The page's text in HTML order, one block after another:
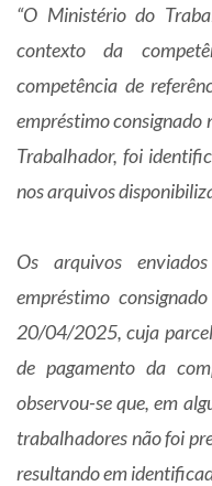
“O Ministério do
contexto da
competência de
empréstimo consignado
Trabalhador, foi
nos arquivos
Os arquivos
empréstimo
20/04/2025, cuja
de pagamento da
observou-se que, em
trabalhadores não foi
resultando em